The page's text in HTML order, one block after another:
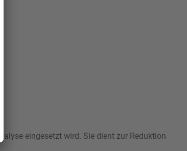
eingesetzt wird. Sie dient zur Reduktion